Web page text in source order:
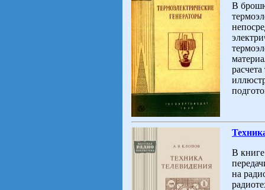
В
В книге
на